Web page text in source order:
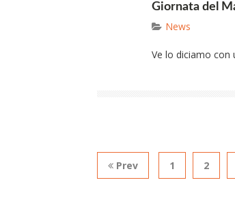
Giornata del
News
Ve lo diciamo con
Prev 1 2